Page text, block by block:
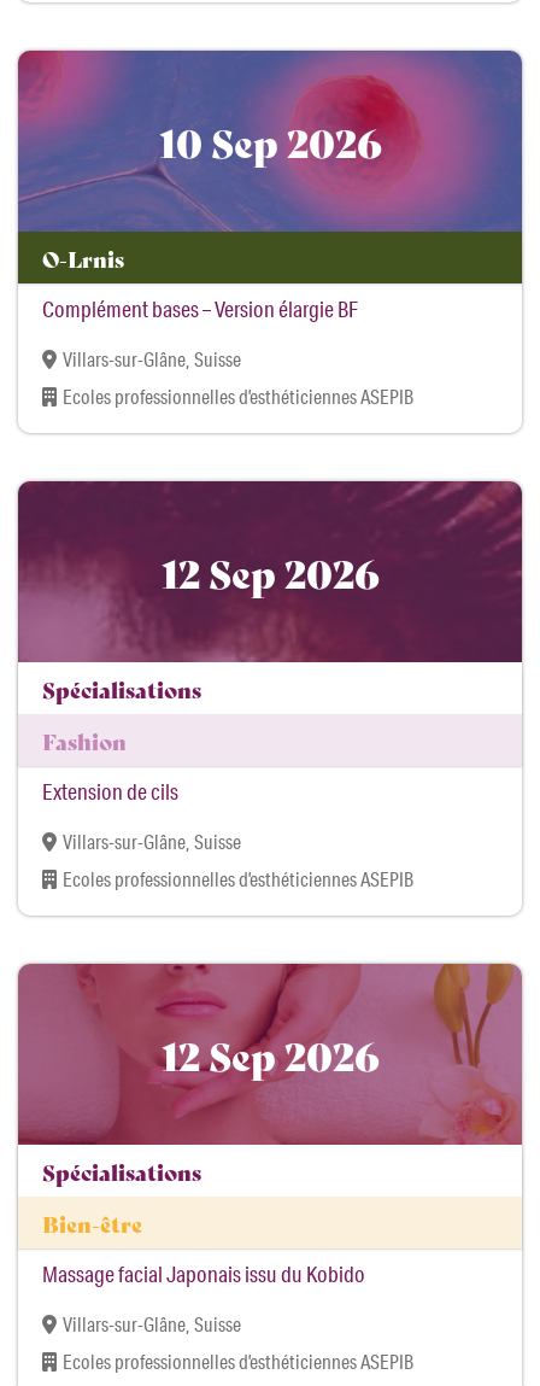
10 Sep 2026
O-Lrnis
Complément bases – Version élargie BF
Villars-sur-Glâne, Suisse
Ecoles professionnelles d’esthéticiennes ASEPIB
12 Sep 2026
Spécialisations
Fashion
Extension de cils
Villars-sur-Glâne, Suisse
Ecoles professionnelles d’esthéticiennes ASEPIB
12 Sep 2026
Spécialisations
Bien-être
Massage facial Japonais issu du Kobido
Villars-sur-Glâne, Suisse
Ecoles professionnelles d’esthéticiennes ASEPIB